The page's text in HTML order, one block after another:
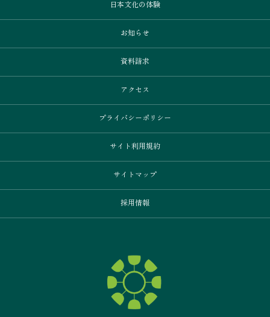
日本文化の体験
お知らせ
資料請求
アクセス
プライバシーポリシー
サイト利用規約
サイトマップ
採用情報